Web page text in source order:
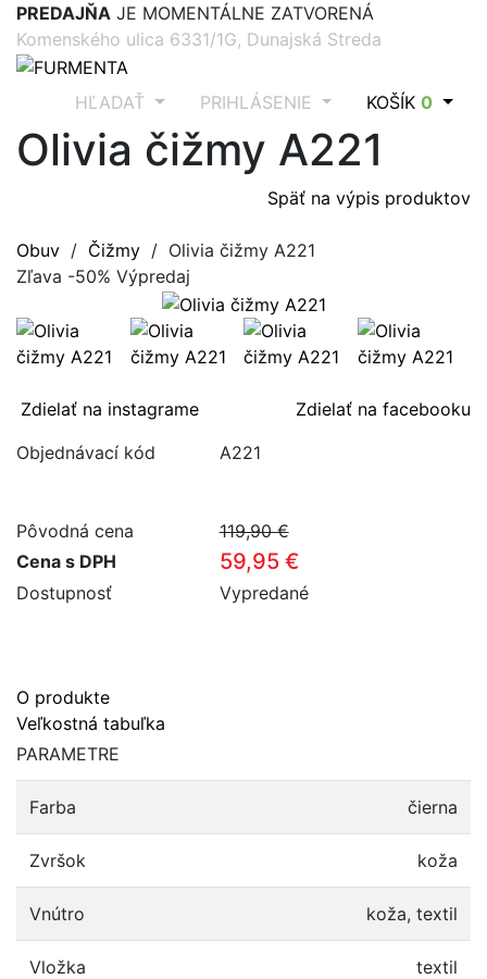
PREDAJŇA JE MOMENTÁLNE ZATVORENÁ
Komenského ulica 6331/1G, Dunajská Streda
HĽADAŤ PRIHLÁSENIE KOŠÍK 0
Olivia čižmy A221
Späť na výpis produktov
Obuv / Čižmy / Olivia čižmy A221
Zľava -50% Výpredaj
Zdielať na instagrame
Zdielať na facebooku
Objednávací kód
A221
Pôvodná cena
119,90 €
Cena s DPH
59,95 €
Dostupnosť Vypredané
O produkte
Veľkostná tabuľka
PARAMETRE
Farba čierna
Zvršok koža
Vnútro koža, textil
Vložka textil